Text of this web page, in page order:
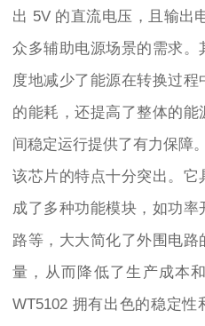
出 5V 的直流电压，且输出
众多辅助电源场景的需求
度地减少了能源在转换过
的能耗，还提高了整体的
间稳定运行提供了有力保障。
该芯片的特点十分突出。
成了多种功能模块，如功
路等，大大简化了外围电
量，从而降低了生产成本
WT5102 拥有出色的稳定